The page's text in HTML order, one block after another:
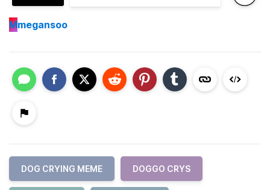
Mmegansoo
DOG CRYING MEME DOGGO CRYS